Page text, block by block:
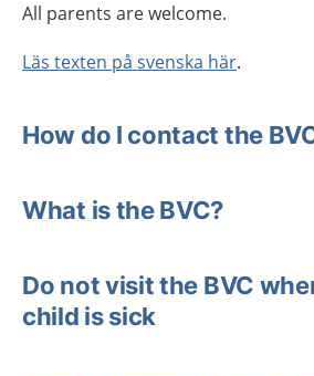
All parents are welcome.
Läs texten på svenska här.
How do I contact the
What is the BVC?
Do not visit the BVC
child is sick